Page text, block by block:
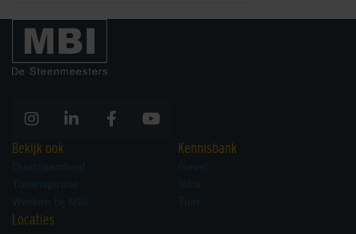
Bekijk ook
Duurzaamheid
Tuininspiratie
Werken bij MBI
Kennisbank
Gevel
Infra
Tuin
Locaties